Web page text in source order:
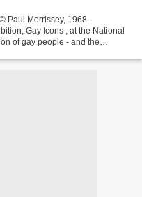
Paul Morrissey, 1968.
Gay Icons , at the National
of gay people - and the